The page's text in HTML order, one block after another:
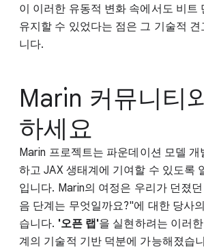
이 이러한 유동적 변화 속에서도 비트
유지할 수 있었다는 점은 그 기술적
니다.
Marin 커뮤니티
하세요
Marin 프로젝트는 파운데이션 모델 개
하고 JAX 생태계에 기여할 수 있도록
입니다. Marin의 여정은 우리가 던졌
음 단계는 무엇일까요?"에 대한 당사
습니다. '오픈 랩'을 실현하려는 이러
계의 기술적 기반 덕분에 가능해졌습